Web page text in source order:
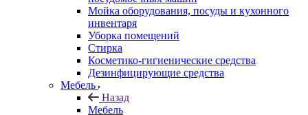
Мойка оборудования, посуды и кухонного
инвентаря
Уборка помещений
Стирка
Косметико-гигиенические средства
Дезинфицирующие средства
Мебель
Назад
Мебель